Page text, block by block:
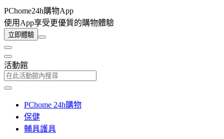
PChome24h購物App
使用App享受更優質的購物體驗
立即體驗
活動館
PChome 24h購物
保健
輔具護具